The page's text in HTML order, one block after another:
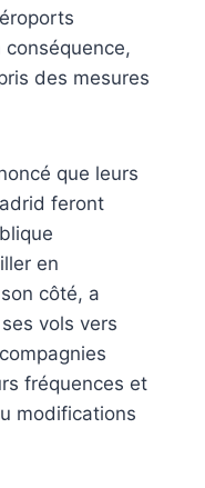
des mesures
que leurs
feront
en
côté, a
vols vers
fréquences et
modifications